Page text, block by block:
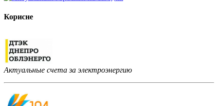
Корисне
Актуальные счета за электроэнергию